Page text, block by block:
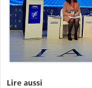
Lire aussi